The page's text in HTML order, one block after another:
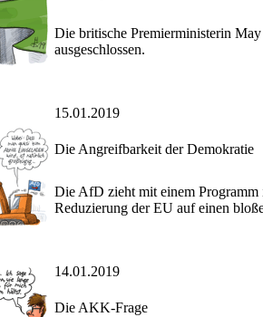
Die britische Premierministerin
ausgeschlossen.
15.01.2019
Die Angreifbarkeit der Demokratie
Die AfD zieht mit einem Programm
Reduzierung der EU auf einen
14.01.2019
Die AKK-Frage